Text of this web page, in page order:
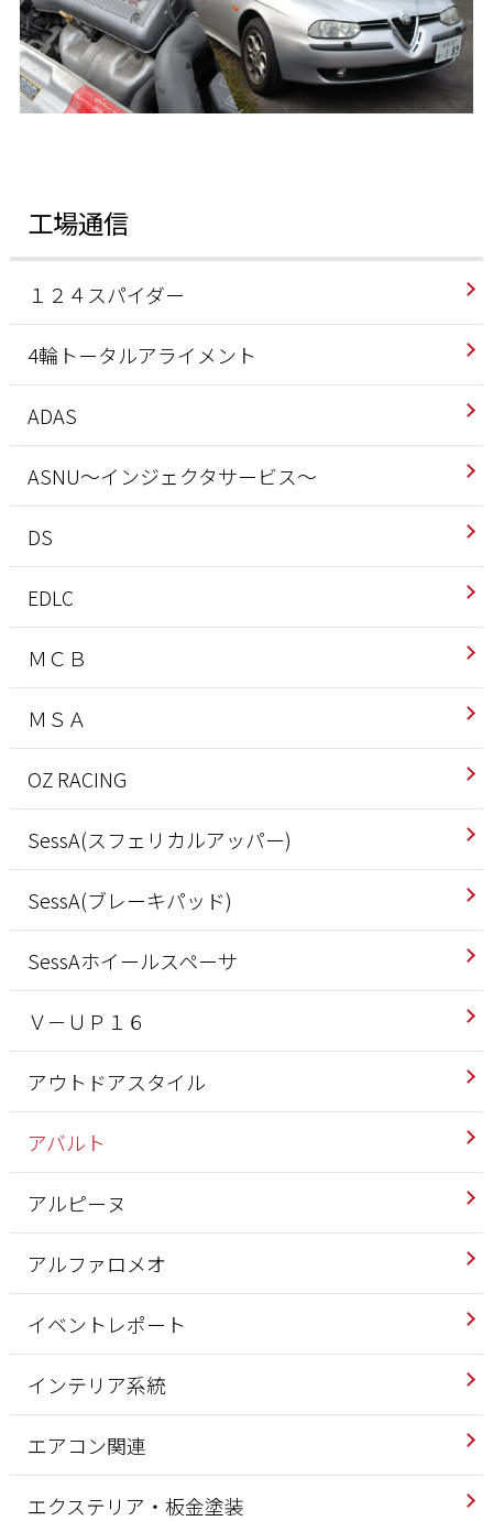
工場通信
１２４スパイダー
4輪トータルアライメント
ADAS
ASNU～インジェクタサービス～
DS
EDLC
ＭＣＢ
ＭＳＡ
OZ RACING
SessA(スフェリカルアッパー)
SessA(ブレーキパッド)
SessAホイールスペーサ
Ｖ－ＵＰ１６
アウトドアスタイル
アバルト
アルピーヌ
アルファロメオ
イベントレポート
インテリア系統
エアコン関連
エクステリア・板金塗装